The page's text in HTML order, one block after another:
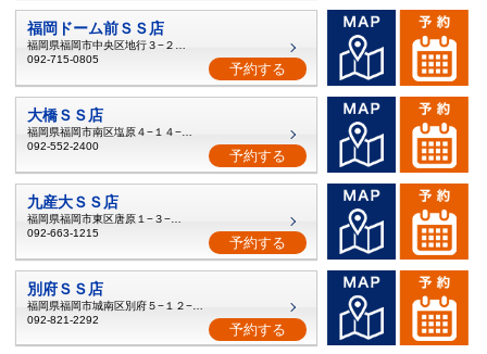
福岡ドーム前ＳＳ店
福岡県福岡市中央区地行３−２９−２
092-715-0805
予約する
大橋ＳＳ店
福岡県福岡市南区塩原４−１４−２３
092-552-2400
予約する
九産大ＳＳ店
092-663-1215
予約する
別府ＳＳ店
092-821-2292
予約する